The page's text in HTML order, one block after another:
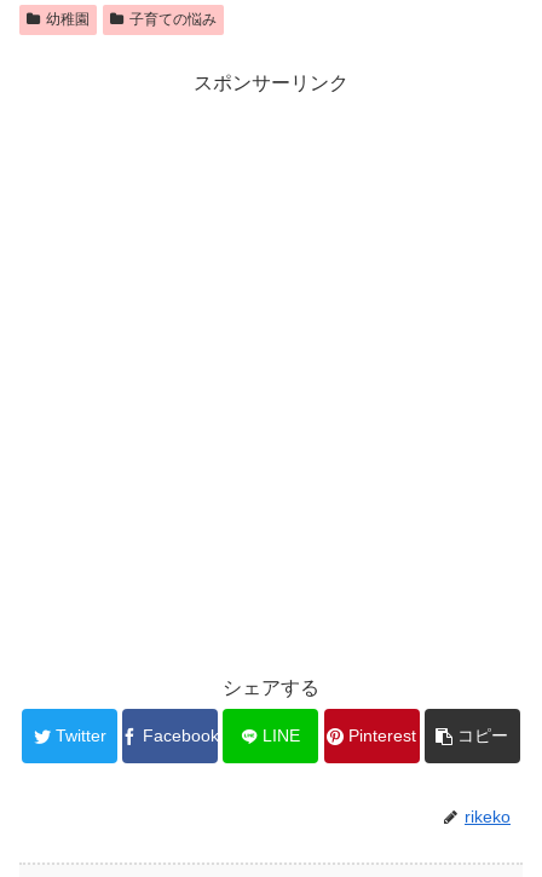
幼稚園 子育ての悩み
スポンサーリンク
シェアする
Twitter Facebook LINE Pinterest コピー
rikeko